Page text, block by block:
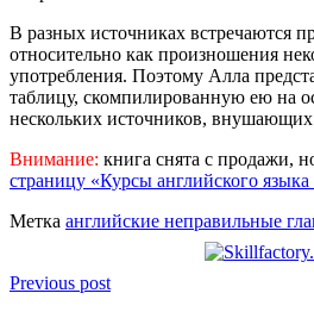
В разных источниках встречаются
относительно как произношения
употребления. Поэтому Алла
таблицу, скомпилированную ею на
нескольких источников, внушающих
Внимание: книга снята с продажи,
страницу «Курсы английского
Метка английские неправильные
Previous post